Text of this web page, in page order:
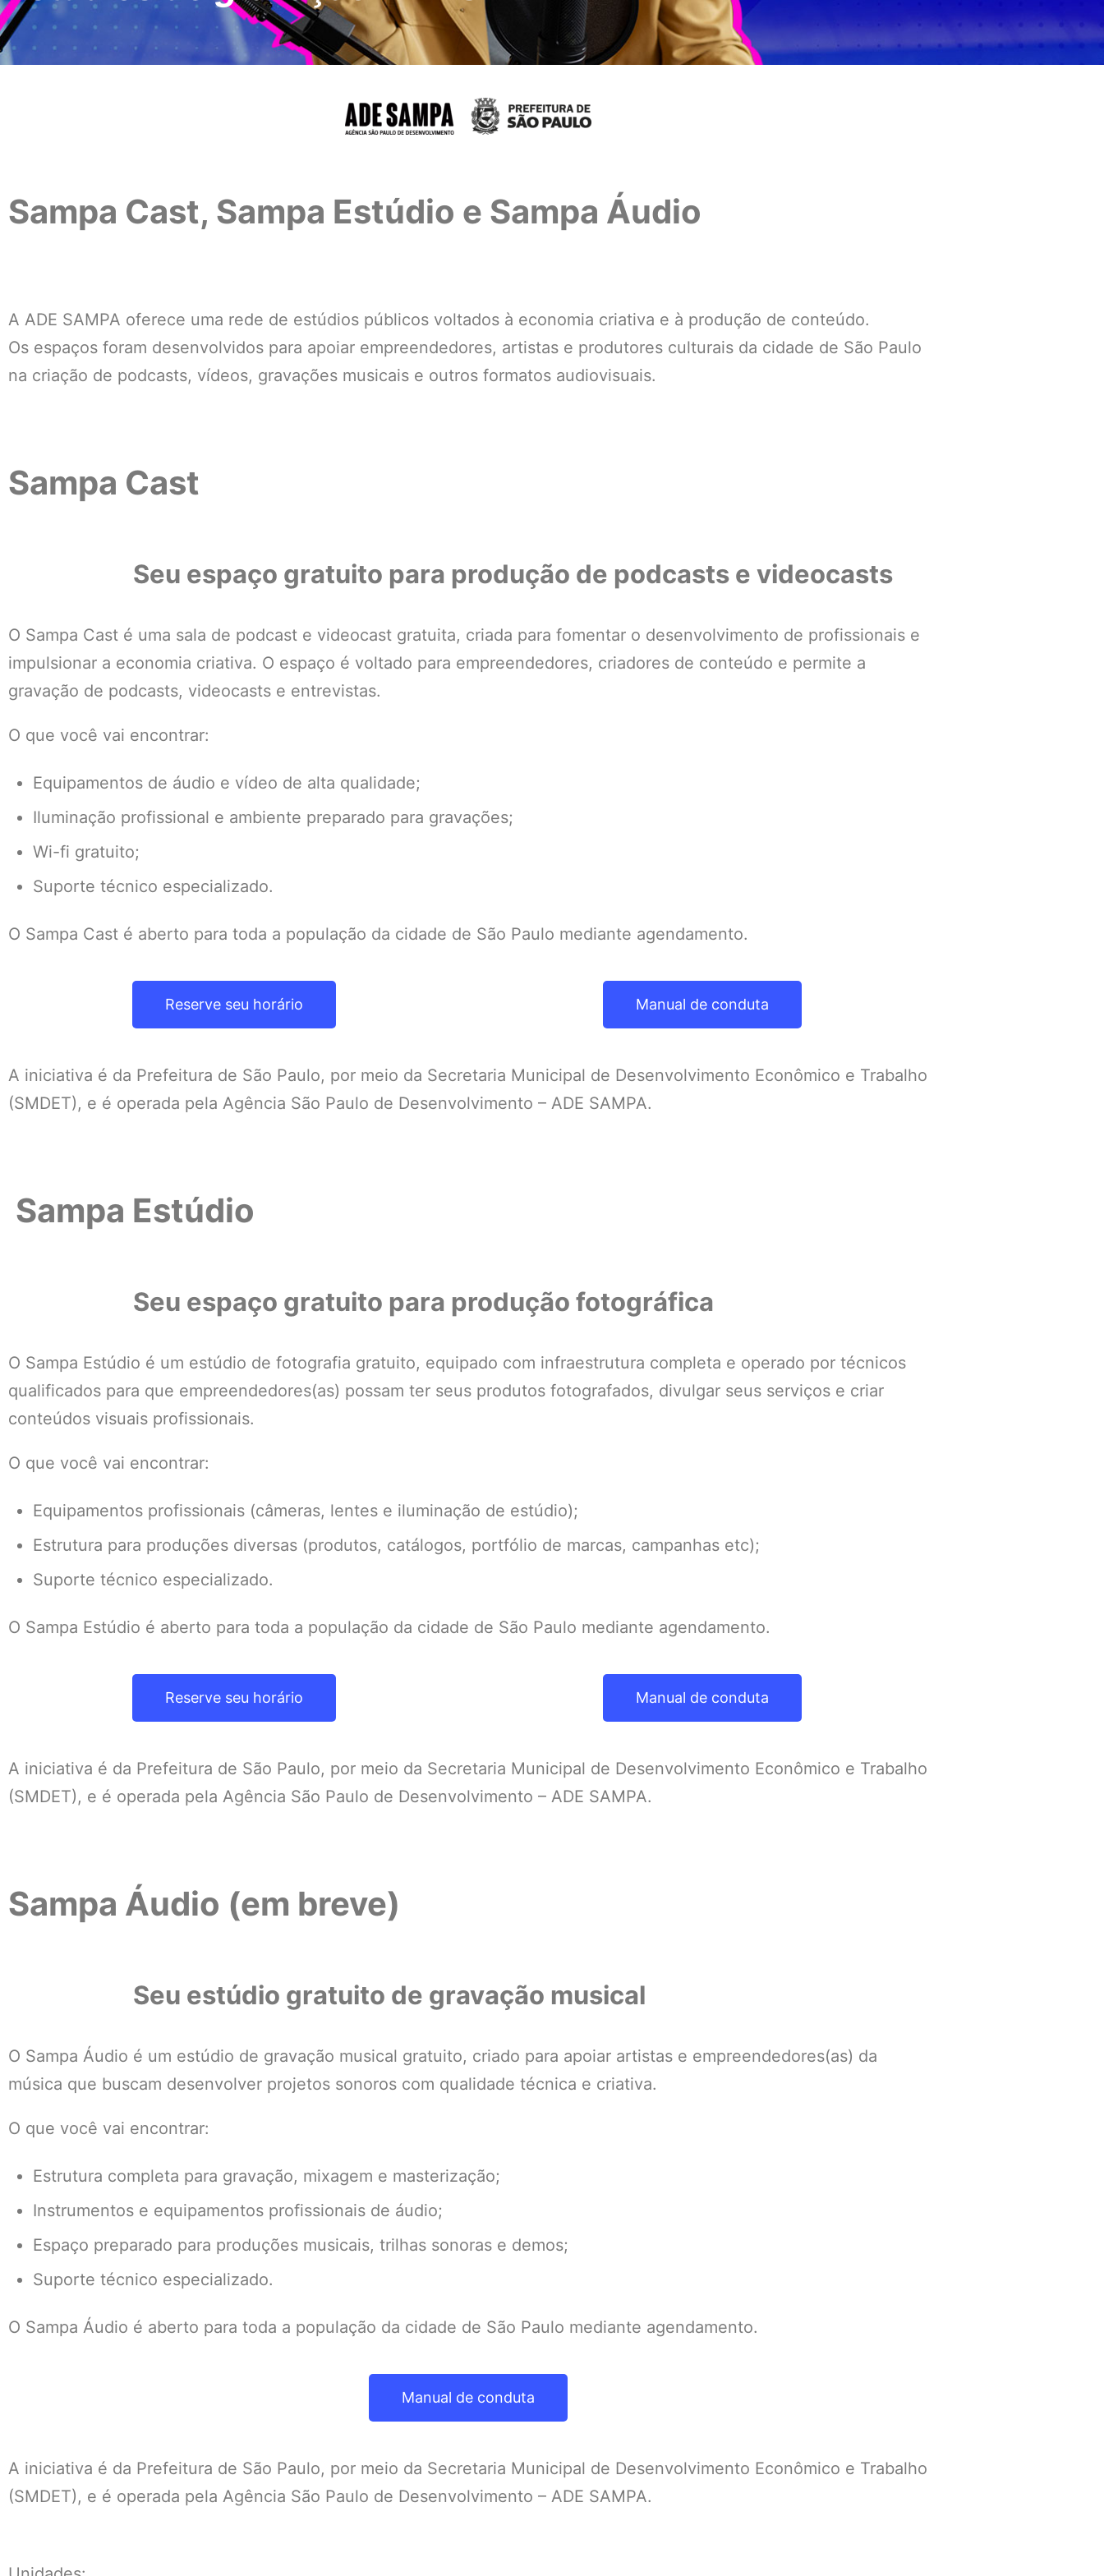
Sampa Cast, Sampa Estúdio e Sampa Áudio​
A ADE SAMPA oferece uma rede de estúdios públicos voltados à economia criativa e à produção de conteúdo.
Os espaços foram desenvolvidos para apoiar empreendedores, artistas e produtores culturais da cidade de São Paulo
na criação de podcasts, vídeos, gravações musicais e outros formatos audiovisuais.
Sampa Cast​
Seu espaço gratuito para produção de podcasts e videocasts
O Sampa Cast é uma sala de podcast e videocast gratuita, criada para fomentar o desenvolvimento de profissionais e
impulsionar a economia criativa. O espaço é voltado para empreendedores, criadores de conteúdo e permite a
gravação de podcasts, videocasts e entrevistas.
O que você vai encontrar:
Equipamentos de áudio e vídeo de alta qualidade;
Iluminação profissional e ambiente preparado para gravações;
Wi-fi gratuito;
Suporte técnico especializado.
O Sampa Cast é aberto para toda a população da cidade de São Paulo mediante agendamento.
Reserve seu horário Manual de conduta
A iniciativa é da Prefeitura de São Paulo, por meio da Secretaria Municipal de Desenvolvimento Econômico e Trabalho
(SMDET), e é operada pela Agência São Paulo de Desenvolvimento – ADE SAMPA.
Sampa Estúdio
Seu espaço gratuito para produção fotográfica
O Sampa Estúdio é um estúdio de fotografia gratuito, equipado com infraestrutura completa e operado por técnicos
qualificados para que empreendedores(as) possam ter seus produtos fotografados, divulgar seus serviços e criar
conteúdos visuais profissionais.
O que você vai encontrar:
Equipamentos profissionais (câmeras, lentes e iluminação de estúdio);
Estrutura para produções diversas (produtos, catálogos, portfólio de marcas, campanhas etc);
Suporte técnico especializado.
O Sampa Estúdio é aberto para toda a população da cidade de São Paulo mediante agendamento.
Reserve seu horário Manual de conduta
A iniciativa é da Prefeitura de São Paulo, por meio da Secretaria Municipal de Desenvolvimento Econômico e Trabalho
(SMDET), e é operada pela Agência São Paulo de Desenvolvimento – ADE SAMPA.
Sampa Áudio (em breve)
Seu estúdio gratuito de gravação musical
O Sampa Áudio é um estúdio de gravação musical gratuito, criado para apoiar artistas e empreendedores(as) da
música que buscam desenvolver projetos sonoros com qualidade técnica e criativa.
O que você vai encontrar:
Estrutura completa para gravação, mixagem e masterização;
Instrumentos e equipamentos profissionais de áudio;
Espaço preparado para produções musicais, trilhas sonoras e demos;
Suporte técnico especializado.
O Sampa Áudio é aberto para toda a população da cidade de São Paulo mediante agendamento.
Manual de conduta
A iniciativa é da Prefeitura de São Paulo, por meio da Secretaria Municipal de Desenvolvimento Econômico e Trabalho
(SMDET), e é operada pela Agência São Paulo de Desenvolvimento – ADE SAMPA.